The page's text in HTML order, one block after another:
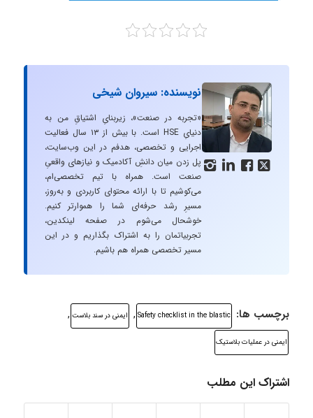
   
نویسنده: سیروان شیخی
«تجربه در صنعت»، زیربنایِ اشتیاقِ من به
دنیایِ HSE است. با بیش از ۱۳ سال فعالیت
اجرایی و تخصصی، هدفم در این وب‌سایت،
پل زدن میان دانشِ آکادمیک و نیازهای واقعیِ
صنعت است. همراه با تیم تخصصی‌ام،
می‌کوشیم تا با ارائه محتوای کاربردی و به‌روز،
مسیرِ رشد حرفه‌ای شما را هموارتر کنیم.
خوشحال می‌شوم در صفحه لینکدین،
تجربیاتمان را به اشتراک بگذاریم و در این
مسیر تخصصی همراه هم باشیم.
برچسب ها: Safety checklist in the blastic
, ایمنی در سند بلاست ,
ایمنی در عملیات بلاستیک
اشتراک این مطلب